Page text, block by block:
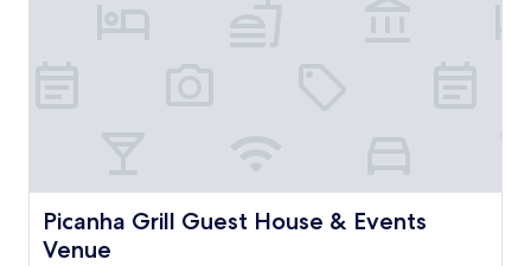
Picanha Grill Guest House & Events
Venue
Picanha Grill Guest House & Events Venue